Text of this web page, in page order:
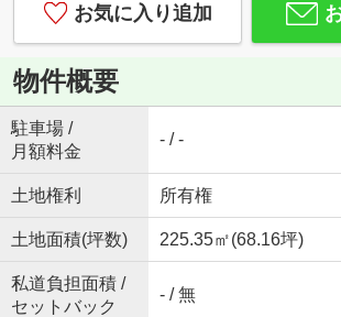
お気に入り追加
物件概要
駐車場 /
月額料金
- / -
土地権利 所有権
土地面積(坪数) 225.35㎡(68.16坪)
私道負担面積 /
セットバック
- / 無